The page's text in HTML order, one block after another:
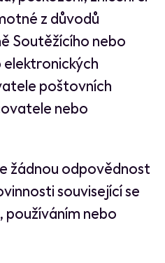
z důvodů
Soutěžícího nebo
poštovních
nebo
žádnou odpovědnost
související se
nebo